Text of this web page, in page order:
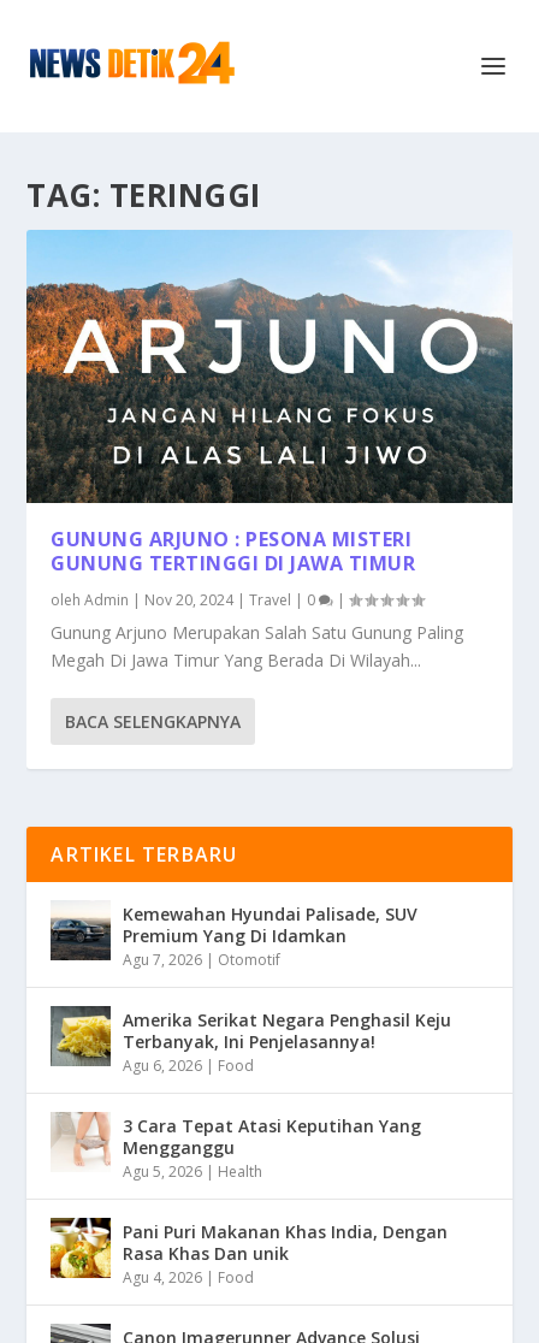
TAG: TERINGGI
GUNUNG ARJUNO : PESONA MISTERI
GUNUNG TERTINGGI DI JAWA TIMUR
olehAdmin | Nov 20, 2024|Travel | 0 |
Gunung Arjuno Merupakan Salah Satu Gunung Paling
Megah Di Jawa Timur Yang Berada Di Wilayah...
BACA SELENGKAPNYA
ARTIKEL TERBARU
Kemewahan Hyundai Palisade, SUV
Premium Yang Di Idamkan
Agu 7, 2026 | Otomotif
Amerika Serikat Negara Penghasil Keju
Terbanyak, Ini Penjelasannya!
Agu 6, 2026 | Food
3 Cara Tepat Atasi Keputihan Yang
Mengganggu
Agu 5, 2026 | Health
Pani Puri Makanan Khas India, Dengan
Rasa Khas Dan unik
Agu 4, 2026 | Food
Canon Imagerunner Advance Solusi